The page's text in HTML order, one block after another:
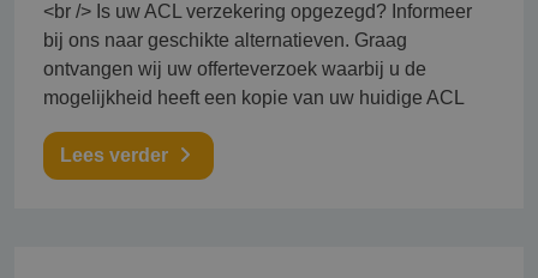
<br /> Is uw ACL verzekering opgezegd? Informeer
bij ons naar geschikte alternatieven. Graag
ontvangen wij uw offerteverzoek waarbij u de
mogelijkheid heeft een kopie van uw huidige ACL
Lees verder